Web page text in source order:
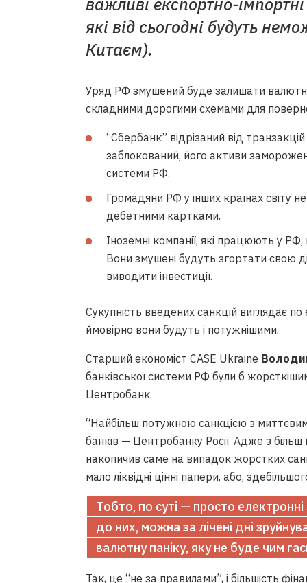
які від сьогодні будуть
Китаєм).
Уряд РФ змушений буде залишати
складними дорогими схемами для
“Сбербанк” відрізаний від
заблокований, його активи
системи РФ.
Громадяни РФ у інших країнах світу
дебетними картками.
Іноземні компанії, які працюють у
Вони змушені будуть згортати свою
виводити інвестиції.
Сукупність введених санкцій виглядає
ймовірно вони будуть і потужнішими.
Старший економіст CASE Ukraine
банківської системи РФ були б
Центробанк.
“Найбільш потужною санкцією з
банків — Центробанку Росії. Адже з
накопичив саме на випадок жорстких
мало ліквідні цінні папери, або,
Тобто, по суті — просто
до них, можна за лічені дні
валютну паніку, яку не буде чим
Так, це “не за правилами”, і більшість